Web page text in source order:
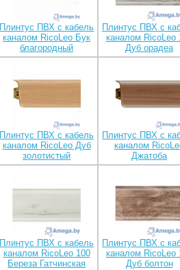
Плинтус ПВХ с кабель
каналом RicoLeo Бук
благородный
Плинтус ПВХ с
каналом RicoLeo
Дуб орадеа
Плинтус ПВХ с кабель
каналом RicoLeo Дуб
золотистый
Плинтус ПВХ с
каналом
Джатоба
Плинтус ПВХ с кабель
каналом RicoLeo 100
Береза Гатчинская
Плинтус ПВХ с
каналом RicoLeo
Дуб болтон